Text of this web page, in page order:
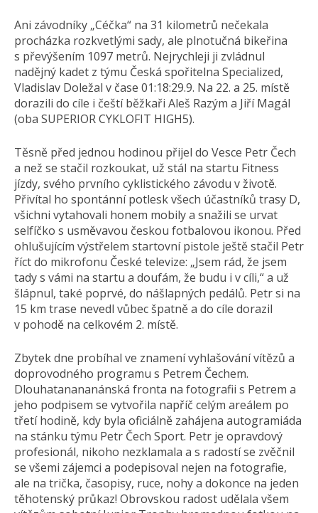
Ani závodníky „Céčka“ na 31 kilometrů nečekala
procházka rozkvetlými sady, ale plnotučná bikeřina
s převýšením 1097 metrů. Nejrychleji ji zvládnul
nadějný kadet z týmu Česká spořitelna Specialized,
Vladislav Doležal v čase 01:18:29.9. Na 22. a 25. místě
dorazili do cíle i čeští běžkaři Aleš Razým a Jiří Magál
(oba SUPERIOR CYKLOFIT HIGH5).
Těsně před jednou hodinou přijel do Vesce Petr Čech
a než se stačil rozkoukat, už stál na startu Fitness
jízdy, svého prvního cyklistického závodu v životě.
Přivítal ho spontánní potlesk všech účastníků trasy D,
všichni vytahovali honem mobily a snažili se urvat
selfíčko s usměvavou českou fotbalovou ikonou. Před
ohlušujícím výstřelem startovní pistole ještě stačil Petr
říct do mikrofonu České televize: „Jsem rád, že jsem
tady s vámi na startu a doufám, že budu i v cíli,“ a už
šlápnul, také poprvé, do nášlapných pedálů. Petr si na
15 km trase nevedl vůbec špatně a do cíle dorazil
v pohodě na celkovém 2. místě.
Zbytek dne probíhal ve znamení vyhlašování vítězů a
doprovodného programu s Petrem Čechem.
Dlouhatanananánská fronta na fotografii s Petrem a
jeho podpisem se vytvořila napříč celým areálem po
třetí hodině, kdy byla oficiálně zahájena autogramiáda
na stánku týmu Petr Čech Sport. Petr je opravdový
profesionál, nikoho nezklamala a s radostí se zvěčnil
se všemi zájemci a podepisoval nejen na fotografie,
ale na trička, časopisy, ruce, nohy a dokonce na jeden
těhotenský průkaz! Obrovskou radost udělala všem